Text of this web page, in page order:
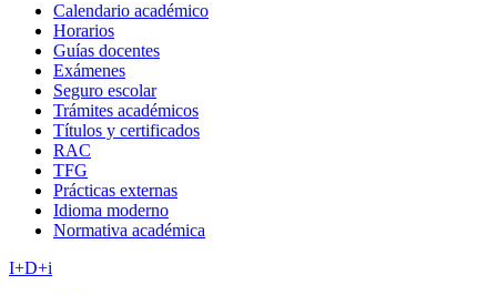
Calendario académico
Horarios
Guías docentes
Exámenes
Seguro escolar
Trámites académicos
Títulos y certificados
RAC
TFG
Prácticas externas
Idioma moderno
Normativa académica
I+D+i